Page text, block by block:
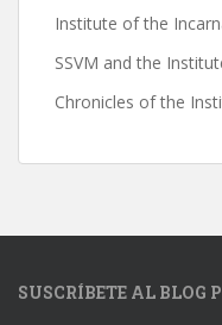
Institute of the
SSVM and the
Chronicles of the
SUSCRÍBETE AL BLOG